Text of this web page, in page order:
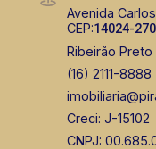
Avenida
CEP:14024-270
Ribeirão Preto
(16) 2111-8888
Creci: J-15102
CNPJ: